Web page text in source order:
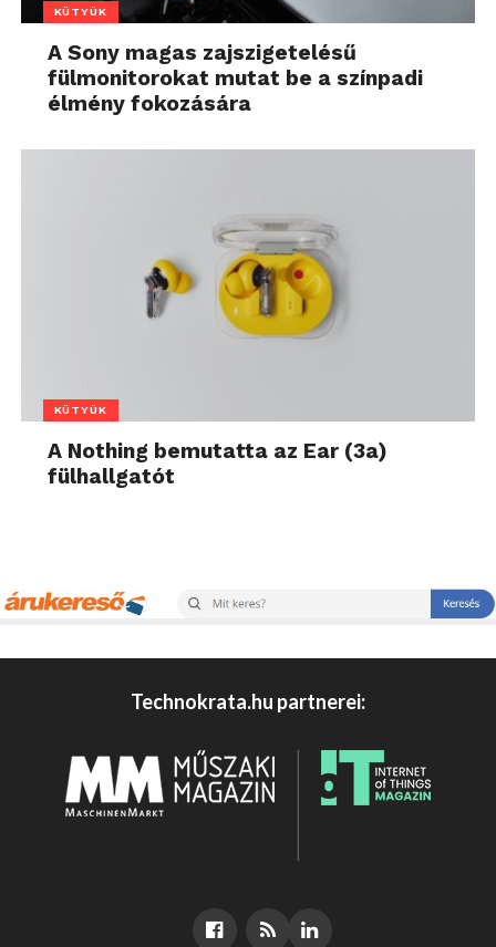
KÜTYÜK
A Sony magas zajszigetelésű
fülmonitorokat mutat be a színpadi
élmény fokozására
KÜTYÜK
A Nothing bemutatta az Ear (3a)
fülhallgatót
Technokrata.hu partnerei: